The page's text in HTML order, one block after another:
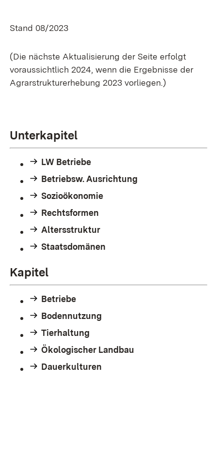
Stand 08/2023
(Die nächste Aktualisierung der Seite erfolgt
voraussichtlich 2024, wenn die Ergebnisse der
Agrarstrukturerhebung 2023 vorliegen.)
Unterkapitel
LW Betriebe
Betriebsw. Ausrichtung
Sozioökonomie
Rechtsformen
Altersstruktur
Staatsdomänen
Kapitel
Betriebe
Bodennutzung
Tierhaltung
Ökologischer Landbau
Dauerkulturen